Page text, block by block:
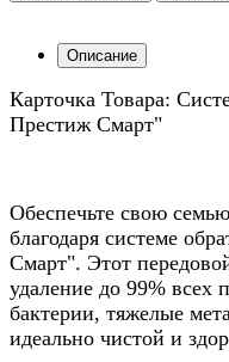
Описание
Карточка Товара:
Престиж Смарт"
Обеспечьте свою
благодаря системе
Смарт". Этот
удаление до 99% всех
бактерии, тяжелые
идеально чистой и